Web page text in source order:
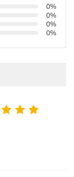
0%
0%
0%
0%